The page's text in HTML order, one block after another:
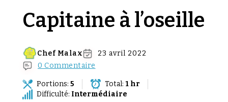
Capitaine à l’oseille
Chef Malax
23 avril 2022
0 Commentaire
Portions: 5 Total: 1 hr
Difficulté: Intermédiaire